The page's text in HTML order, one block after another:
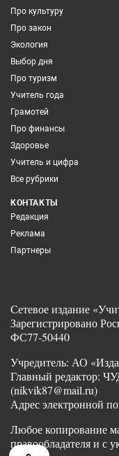
Про культуру
Про закон
Экология
Выбор дня
Про туризм
Учитель года
Грамотей
Про финансы
Здоровье
Учитель и цифра
Все рубрики
КОНТАКТЫ
Редакция
Реклама
Партнеры
Сетевое издание
Зарегистрировано
ФС77-50440
Учредитель: АО
Главный редактор:
(nikvik87@mail.ru)
Адрес электронной
Любое копирование
правообладателя и с